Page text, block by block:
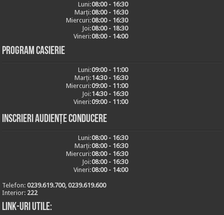
Luni:08:00 - 16:30
Marți:08:00 - 16:30
Miercuri:08:00 - 16:30
Joi:08:00 - 18:30
Vineri:08:00 - 14:00
Program casierie
Luni:09:00 - 11:00
Marți:14:30 - 16:30
Miercuri:09:00 - 11:00
Joi:14:30 - 16:30
Vineri:09:00 - 11:00
Inscrieri audiențe conducere
Luni:08:00 - 16:30
Marți:08:00 - 16:30
Miercuri:08:00 - 16:30
Joi:08:00 - 16:30
Vineri:08:00 - 14:00
Telefon:0239.619.700, 0239.619.600
Interior: 222
Link-uri utile: